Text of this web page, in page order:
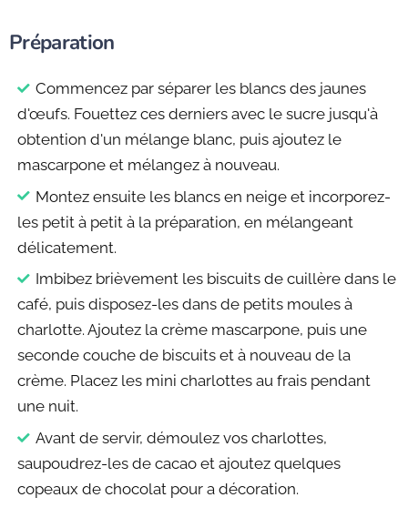
Préparation
Commencez par séparer les blancs des jaunes
d'œufs. Fouettez ces derniers avec le sucre jusqu'à
obtention d'un mélange blanc, puis ajoutez le
mascarpone et mélangez à nouveau.
Montez ensuite les blancs en neige et incorporez-
les petit à petit à la préparation, en mélangeant
délicatement.
Imbibez brièvement les biscuits de cuillère dans le
café, puis disposez-les dans de petits moules à
charlotte. Ajoutez la crème mascarpone, puis une
seconde couche de biscuits et à nouveau de la
crème. Placez les mini charlottes au frais pendant
une nuit.
Avant de servir, démoulez vos charlottes,
saupoudrez-les de cacao et ajoutez quelques
copeaux de chocolat pour a décoration.